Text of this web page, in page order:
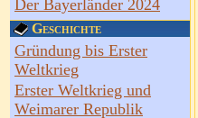
Der Bayerländer 2024
Geschichte
Gründung bis Erster
Weltkrieg
Erster Weltkrieg und
Weimarer Republik